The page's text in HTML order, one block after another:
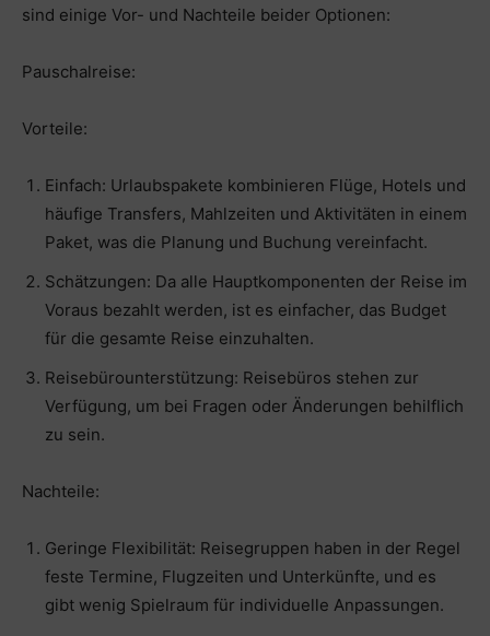
sind einige Vor- und Nachteile beider Optionen:
Pauschalreise:
Vorteile:
Einfach: Urlaubspakete kombinieren Flüge, Hotels und
häufige Transfers, Mahlzeiten und Aktivitäten in einem
Paket, was die Planung und Buchung vereinfacht.
Schätzungen: Da alle Hauptkomponenten der Reise im
Voraus bezahlt werden, ist es einfacher, das Budget
für die gesamte Reise einzuhalten.
Reisebürounterstützung: Reisebüros stehen zur
Verfügung, um bei Fragen oder Änderungen behilflich
zu sein.
Nachteile:
Geringe Flexibilität: Reisegruppen haben in der Regel
feste Termine, Flugzeiten und Unterkünfte, und es
gibt wenig Spielraum für individuelle Anpassungen.